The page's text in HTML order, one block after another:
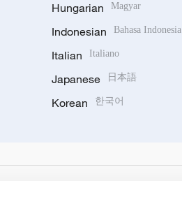
Hungarian Magyar
Indonesian Bahasa Indonesia
Italian Italiano
Japanese 日本語
Korean 한국어